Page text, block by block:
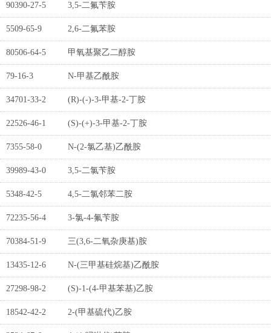
90390-27-5 3,5-二氟苄胺
5509-65-9 2,6-二氟苯胺
80506-64-5 甲氧基聚乙二醇胺
79-16-3 N-甲基乙酰胺
34701-33-2 (R)-(-)-3-甲基-2-丁胺
22526-46-1 (S)-(+)-3-甲基-2-丁胺
7355-58-0 N-(2-氯乙基)乙酰胺
39989-43-0 3,5-二氯苄胺
5348-42-5 4,5-二氯邻苯二胺
72235-56-4 3-氯-4-氟苄胺
70384-51-9 三(3,6-二氧杂庚基)胺
13435-12-6 N-(三甲基硅烷基)乙酰胺
27298-98-2 (S)-1-(4-甲基苯基)乙胺
18542-42-2 2-(甲基硫代)乙胺